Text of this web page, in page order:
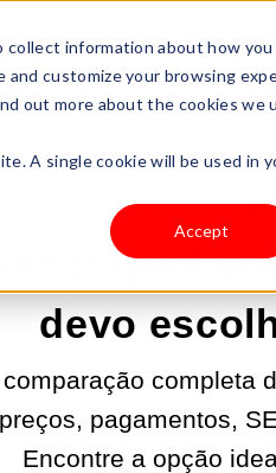
collect information about how
customize your browsing
out more about the cookies we
A single cookie will be used in
Accept
Pricing
24/ABR/2026 9:00:05 | CRIAR
Qual
devo
completa
pagamentos,
Encontre a opção